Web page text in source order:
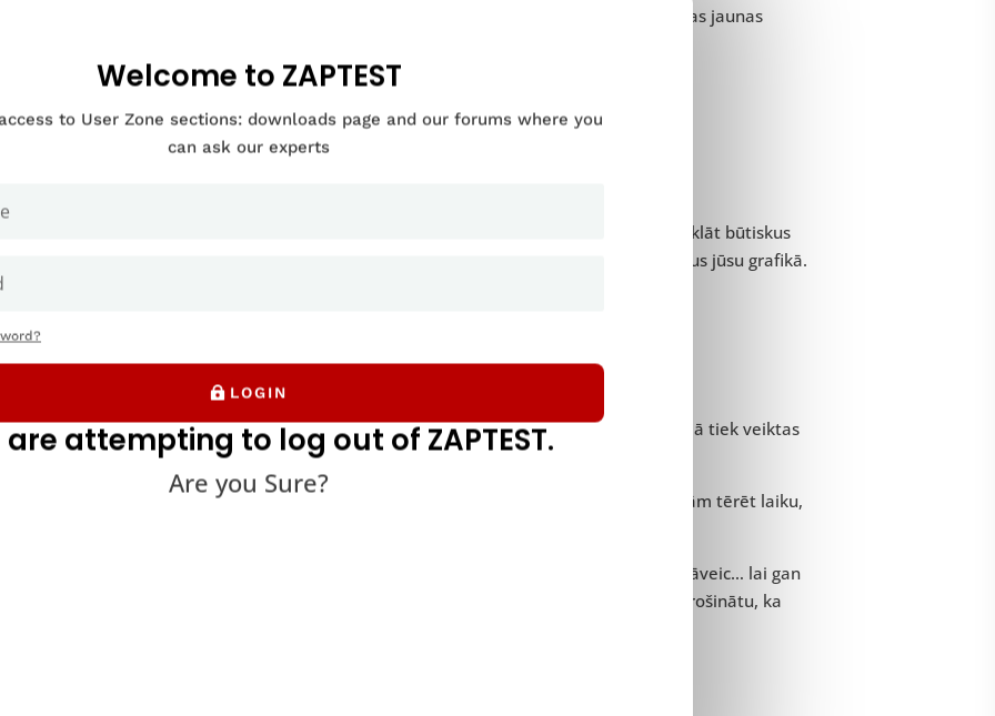
smoke testēšana tiek veikta katru reizi, kad programmatūras komplektā tiek pievienotas jaunas
programmatūru testēs arī citos gadījumos, piemēram:
jauna koda nodošanas repozitorijā
lielas testu sērijas, tostarp regresijas un pieņemšanas testēšanas
punktos neveicat “dūmu” testu, vēlākos funkcionalitātes testēšanas posmos varat atklāt būtiskus
kas var ietekmēt jaunā sastāva izlaišanas datumu vai radīt nopietnākus traucējumus jūsu grafikā.
nav jāveic dūmu pārbaude
testēšanā ir svarīgi veikt “dūmu” testēšanu ikreiz, kad programmatūras kodā tiek veiktas
izmaiņas vai tiek pievienotas jaunas funkcijas.
ir arī būtisks sagatavošanās posms funkcionalitātes testēšanai, jo tas neļauj QA komandām tērēt laiku,
programmatūra neatbilst šiem kritērijiem, iespējams, ka dūmu testēšana šobrīd nav jāveic… lai gan
dūmu testēšanas rīki ļauj viegli un rentabli veikt regulārus dūmu testus, lai nodrošinātu, ka
Welcome to ZAPTEST
to User Zone sections: downloads page and our forums where you
can ask our experts
LOGIN
are attempting to log out of ZAPTEST.
Are you Sure?